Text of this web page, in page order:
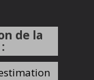
de la